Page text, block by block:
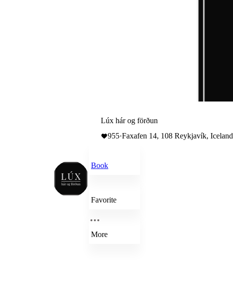
Lúx hár og förðun
955·Faxafen 14, 108 Reykjavík, Iceland
Book
Favorite
More